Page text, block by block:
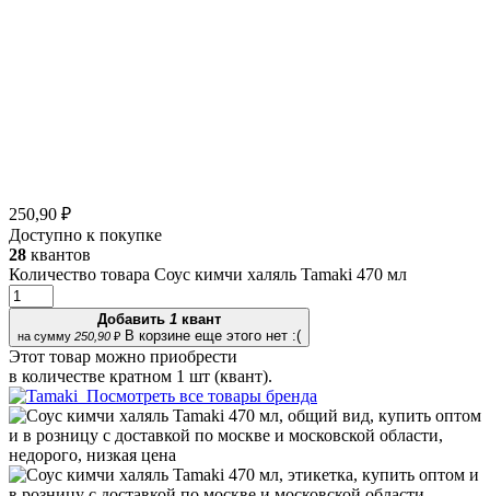
250,90 ₽
Доступно к покупке
28 квантов
Количество товара Соус кимчи халяль Tamaki 470 мл
Добавить 1 квант
на сумму 250,90 ₽ В корзине еще этого нет :(
Этот товар можно приобрести
в количестве кратном 1 шт (квант).
Посмотреть все товары бренда